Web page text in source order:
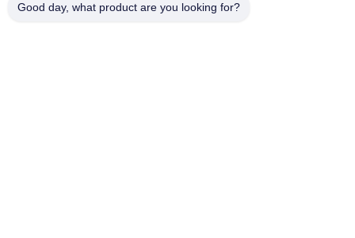
Good day, what product are you looking for?